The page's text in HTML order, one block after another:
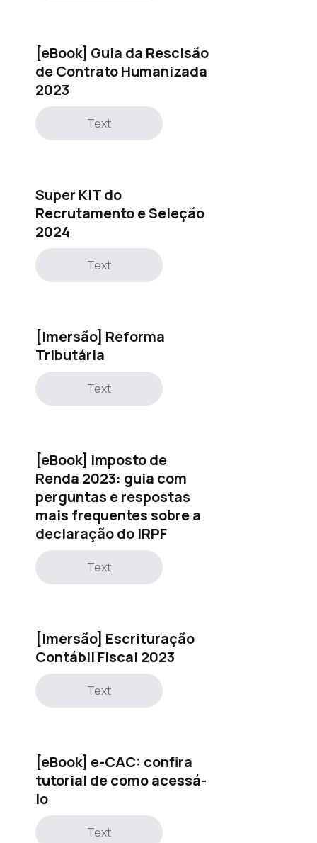
[eBook] Guia da Rescisão
de Contrato Humanizada
2023
Text
Super KIT do
Recrutamento e Seleção
2024
Text
[Imersão] Reforma
Tributária
Text
[eBook] Imposto de
Renda 2023: guia com
perguntas e respostas
mais frequentes sobre a
declaração do IRPF
Text
[Imersão] Escrituração
Contábil Fiscal 2023
Text
[eBook] e-CAC: confira
tutorial de como acessá-
lo
Text